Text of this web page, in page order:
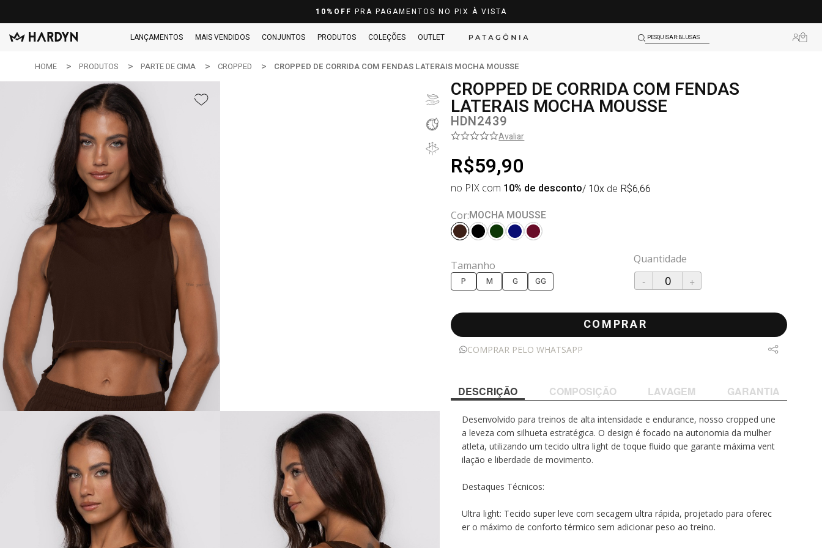
10%OFF PRA PAGAMENTOS NO PIX À VISTA
LANÇAMENTOS MAIS VENDIDOS CONJUNTOS PRODUTOS COLEÇÕES OUTLET PESQUISAR:
SHORTS
HOME PRODUTOS PARTE DE CIMA CROPPED CROPPED DE CORRIDA COM FENDAS LATERAIS MOCHA MOUSSE
CROPPED DE CORRIDA COM FENDAS
LATERAIS MOCHA MOUSSE
HDN2439
Avaliar
R$59,90
no PIX com 10% de desconto/ 10x de R$6,66
Cor:MOCHA MOUSSE
Tamanho
P M G GG - +
COMPRAR
COMPRAR PELO WHATSAPP
DESCRIÇÃO COMPOSIÇÃO LAVAGEM GARANTIA
Desenvolvido para treinos de alta intensidade e endurance, nosso cropped une
a leveza com silhueta estratégica. O design é focado na autonomia da mulher
atleta, utilizando um tecido ultra light de toque fluido que garante máxima vent
ilação e liberdade de movimento.
Destaques Técnicos:
Ultra light: Tecido super leve com secagem ultra rápida, projetado para oferec
er o máximo de conforto térmico sem adicionar peso ao treino.